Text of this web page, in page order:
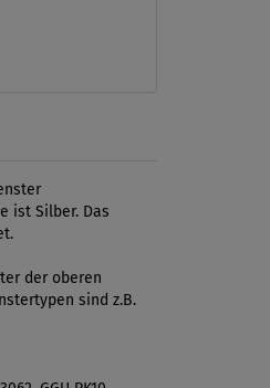
ist Silber. Das
der oberen
sind z.B.